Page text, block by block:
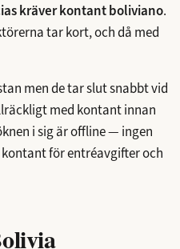
kräver kontant boliviano.
tar kort, och då med
men de tar slut snabbt vid
med kontant innan
i sig är offline — ingen
för entréavgifter och